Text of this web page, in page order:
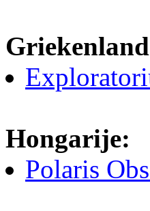
Hongarije:
Polaris